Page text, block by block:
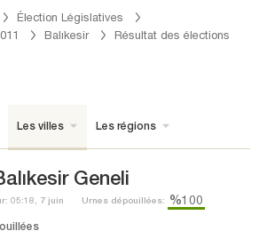
Élection Législatives
Balıkesir Résultat des élections
Les villes Les régions
Geneli
05:18, 7 juin Urnes dépouillées: %100